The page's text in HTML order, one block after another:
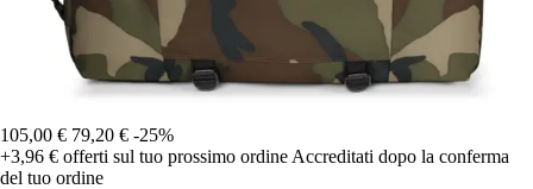
105,00 € 79,20 € -25%
+3,96 € offerti sul tuo prossimo ordine Accreditati dopo la conferma
del tuo ordine